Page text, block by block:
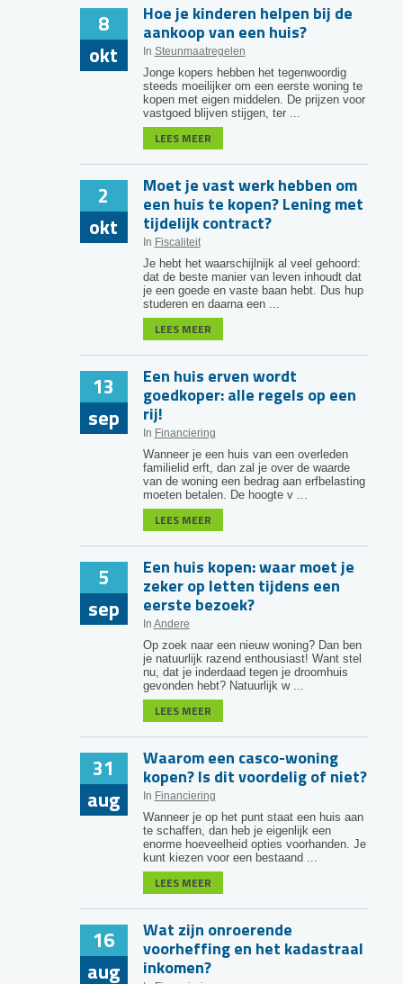
8
okt
Hoe je kinderen helpen bij de
aankoop van een huis?
In Steunmaatregelen
Jonge kopers hebben het tegenwoordig
steeds moeilijker om een eerste woning te
kopen met eigen middelen. De prijzen voor
vastgoed blijven stijgen, ter ...
LEES MEER
2
okt
Moet je vast werk hebben om
een huis te kopen? Lening met
tijdelijk contract?
In Fiscaliteit
Je hebt het waarschijlnijk al veel gehoord:
dat de beste manier van leven inhoudt dat
je een goede en vaste baan hebt. Dus hup
studeren en daarna een ...
LEES MEER
13
sep
Een huis erven wordt
goedkoper: alle regels op een
rij!
In Financiering
Wanneer je een huis van een overleden
familielid erft, dan zal je over de waarde
van de woning een bedrag aan erfbelasting
moeten betalen. De hoogte v ...
LEES MEER
5
sep
Een huis kopen: waar moet je
zeker op letten tijdens een
eerste bezoek?
In Andere
Op zoek naar een nieuw woning? Dan ben
je natuurlijk razend enthousiast! Want stel
nu, dat je inderdaad tegen je droomhuis
gevonden hebt? Natuurlijk w ...
LEES MEER
31
aug
Waarom een casco-woning
kopen? Is dit voordelig of niet?
In Financiering
Wanneer je op het punt staat een huis aan
te schaffen, dan heb je eigenlijk een
enorme hoeveelheid opties voorhanden. Je
kunt kiezen voor een bestaand ...
LEES MEER
16
aug
Wat zijn onroerende
voorheffing en het kadastraal
inkomen?